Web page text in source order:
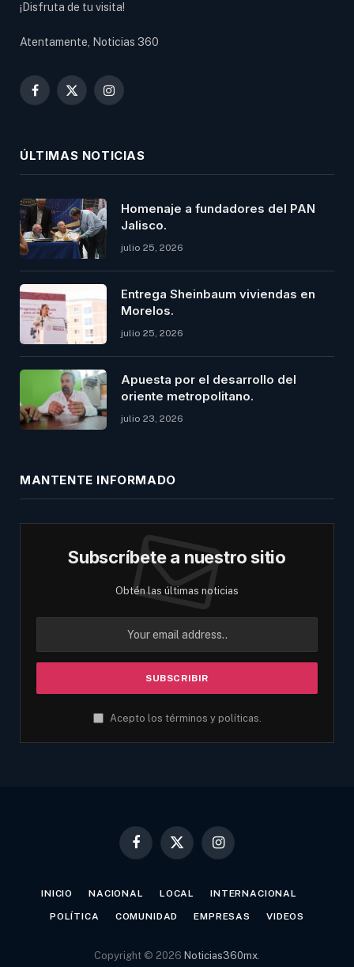
¡Disfruta de tu visita!
Atentamente, Noticias 360
Facebook
X
Instagram
ÚLTIMAS NOTICIAS
Homenaje a fundadores del PAN
Jalisco.
julio 25, 2026
Entrega Sheinbaum viviendas en
Morelos.
julio 25, 2026
Apuesta por el desarrollo del
oriente metropolitano.
julio 23, 2026
MANTENTE INFORMADO
Subscríbete a nuestro sitio
Obtén las últimas noticias
Acepto los términos y políticas.
Facebook
X
Instagram
INICIO NACIONAL LOCAL INTERNACIONAL
POLÍTICA COMUNIDAD EMPRESAS VIDEOS
Copyright © 2026 Noticias360mx.